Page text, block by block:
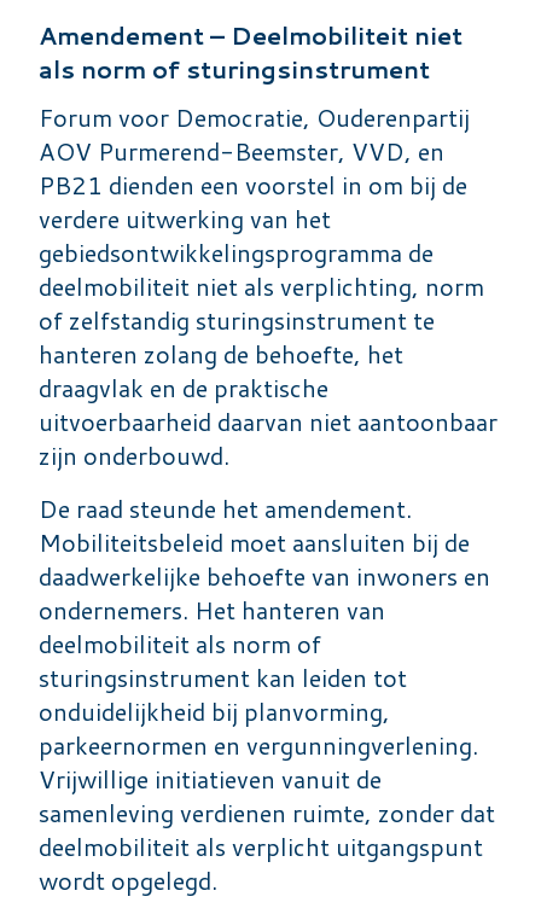
Amendement – Deelmobiliteit niet
als norm of sturingsinstrument
Forum voor Democratie, Ouderenpartij
AOV Purmerend-Beemster, VVD, en
PB21 dienden een voorstel in om bij de
verdere uitwerking van het
gebiedsontwikkelingsprogramma de
deelmobiliteit niet als verplichting, norm
of zelfstandig sturingsinstrument te
hanteren zolang de behoefte, het
draagvlak en de praktische
uitvoerbaarheid daarvan niet aantoonbaar
zijn onderbouwd.
De raad steunde het amendement.
Mobiliteitsbeleid moet aansluiten bij de
daadwerkelijke behoefte van inwoners en
ondernemers. Het hanteren van
deelmobiliteit als norm of
sturingsinstrument kan leiden tot
onduidelijkheid bij planvorming,
parkeernormen en vergunningverlening.
Vrijwillige initiatieven vanuit de
samenleving verdienen ruimte, zonder dat
deelmobiliteit als verplicht uitgangspunt
wordt opgelegd.